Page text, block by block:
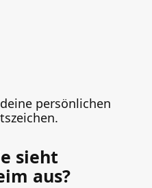
persönlichen
sieht
aus?